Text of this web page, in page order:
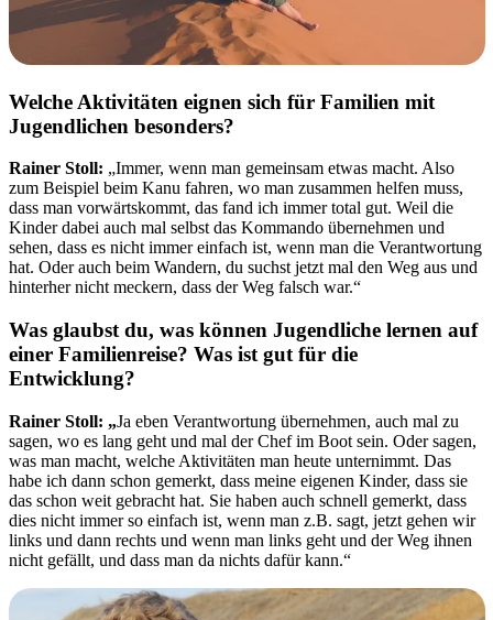
Welche Aktivitäten eignen sich für Familien mit
Jugendlichen besonders?
Rainer Stoll: „Immer, wenn man gemeinsam etwas macht. Also
zum Beispiel beim Kanu fahren, wo man zusammen helfen muss,
dass man vorwärtskommt, das fand ich immer total gut. Weil die
Kinder dabei auch mal selbst das Kommando übernehmen und
sehen, dass es nicht immer einfach ist, wenn man die Verantwortung
hat. Oder auch beim Wandern, du suchst jetzt mal den Weg aus und
hinterher nicht meckern, dass der Weg falsch war.“
Was glaubst du, was können Jugendliche lernen auf
einer Familienreise? Was ist gut für die
Entwicklung?
Rainer Stoll: „Ja eben Verantwortung übernehmen, auch mal zu
sagen, wo es lang geht und mal der Chef im Boot sein. Oder sagen,
was man macht, welche Aktivitäten man heute unternimmt. Das
habe ich dann schon gemerkt, dass meine eigenen Kinder, dass sie
das schon weit gebracht hat. Sie haben auch schnell gemerkt, dass
dies nicht immer so einfach ist, wenn man z.B. sagt, jetzt gehen wir
links und dann rechts und wenn man links geht und der Weg ihnen
nicht gefällt, und dass man da nichts dafür kann.“